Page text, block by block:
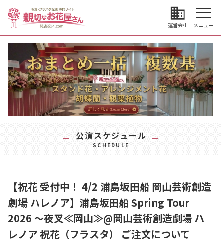
business
運営会社 メニュー
公演スケジュール
SCHEDULE
【祝花 受付中！ 4/2 浦島坂田船 岡山芸術創造
劇場 ハレノア】浦島坂田船 Spring Tour
2026 ～夜叉≪岡山≫@岡山芸術創造劇場 ハ
レノア 祝花（フラスタ） ご注文について